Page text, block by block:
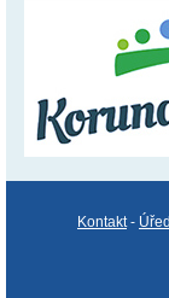
Kontakt-